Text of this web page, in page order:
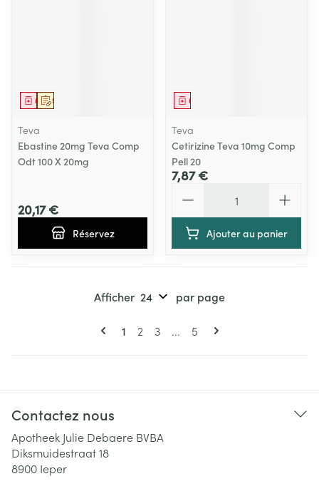
Sur prescription
Médicament
Teva
Ebastine 20mg Teva Comp
Odt 100 X 20mg
20,17 €
Réservez
Médicament
Teva
Cetirizine Teva 10mg Comp
Pell 20
7,87 €
Ajouter au panier
Pages
Vous lisez actuellement la page
1 Page
2 Page
3 ... Page
5
Afficher par page
Contactez nous
Apotheek Julie Debaere BVBA
Diksmuidestraat 18
8900 Ieper